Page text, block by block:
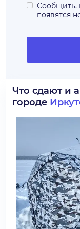
Сообщить,
появятся
Что сдают и
городе